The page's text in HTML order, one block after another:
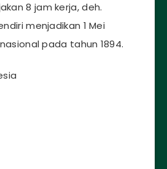
8 jam kerja, deh.
menjadikan 1 Mei
pada tahun 1894.